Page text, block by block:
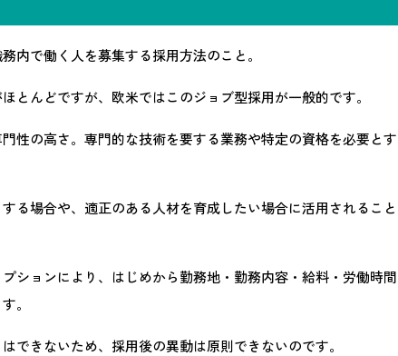
内で働く人を募集する採用方法のこと。
とんどですが、欧米ではこのジョブ型採用が一般的です。
性の高さ。専門的な技術を要する業務や特定の資格を必要とす
る場合や、適正のある人材を育成したい場合に活用されること
ションにより、はじめから勤務地・勤務内容・給料・労働時間
。
できないため、採用後の異動は原則できないのです。